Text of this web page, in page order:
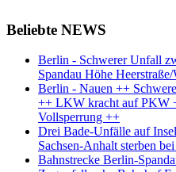
Beliebte NEWS
Berlin - Schwerer Unfall
Spandau Höhe
Berlin - Nauen ++
++ LKW kracht auf PKW
Vollsperrung ++
Drei Bade-Unfälle auf
Sachsen-Anhalt sterben
Bahnstrecke Berlin-